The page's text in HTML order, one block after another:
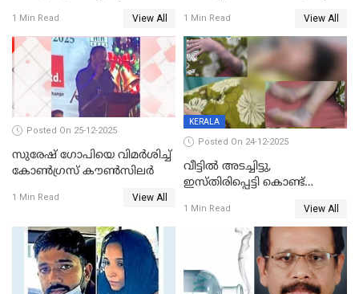
1 Min Read View All 1 Min Read View All
Posted On 25-12-2025
സുരേഷ് ഗോപിയെ വിമര്‍ശിച്ച്
കോണ്‍ഗ്രസ് കൗണ്‍സിലര്‍
1 Min Read View All
KERALA
Posted On 24-12-2025
വീട്ടിൽ അടച്ചിട്ടു,
ഇസ്തിരിപ്പെട്ടി കൊണ്ട്
ഗർഭിണിയായ യുവതിക്ക് ക്രൂര
1 Min Read View All